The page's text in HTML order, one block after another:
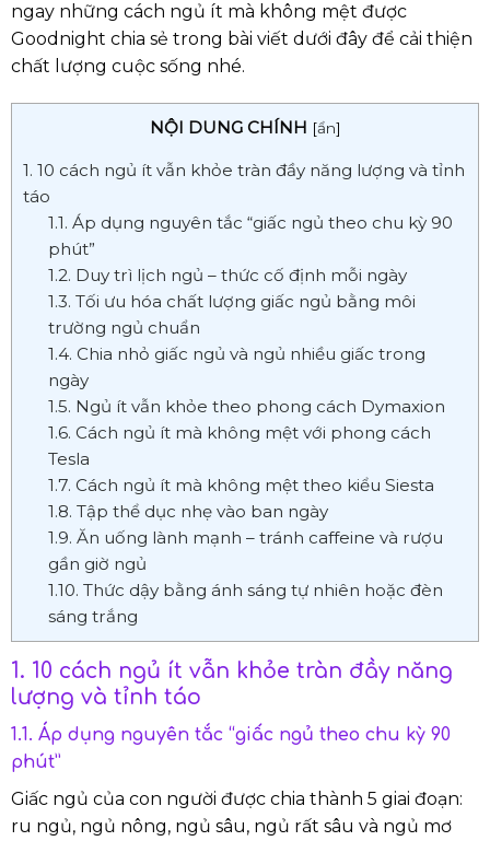
ngay những cách ngủ ít mà không mệt được
Goodnight chia sẻ trong bài viết dưới đây để cải thiện
chất lượng cuộc sống nhé.
NỘI DUNG CHÍNH [ẩn]
1. 10 cách ngủ ít vẫn khỏe tràn đầy năng lượng và tỉnh
táo
1.1. Áp dụng nguyên tắc “giấc ngủ theo chu kỳ 90
phút”
1.2. Duy trì lịch ngủ – thức cố định mỗi ngày
1.3. Tối ưu hóa chất lượng giấc ngủ bằng môi
trường ngủ chuẩn
1.4. Chia nhỏ giấc ngủ và ngủ nhiều giấc trong
ngày
1.5. Ngủ ít vẫn khỏe theo phong cách Dymaxion
1.6. Cách ngủ ít mà không mệt với phong cách
Tesla
1.7. Cách ngủ ít mà không mệt theo kiểu Siesta
1.8. Tập thể dục nhẹ vào ban ngày
1.9. Ăn uống lành mạnh – tránh caffeine và rượu
gần giờ ngủ
1.10. Thức dậy bằng ánh sáng tự nhiên hoặc đèn
sáng trắng
1. 10 cách ngủ ít vẫn khỏe tràn đầy năng
lượng và tỉnh táo
1.1. Áp dụng nguyên tắc “giấc ngủ theo chu kỳ 90
phút”
Giấc ngủ của con người được chia thành 5 giai đoạn:
ru ngủ, ngủ nông, ngủ sâu, ngủ rất sâu và ngủ mơ